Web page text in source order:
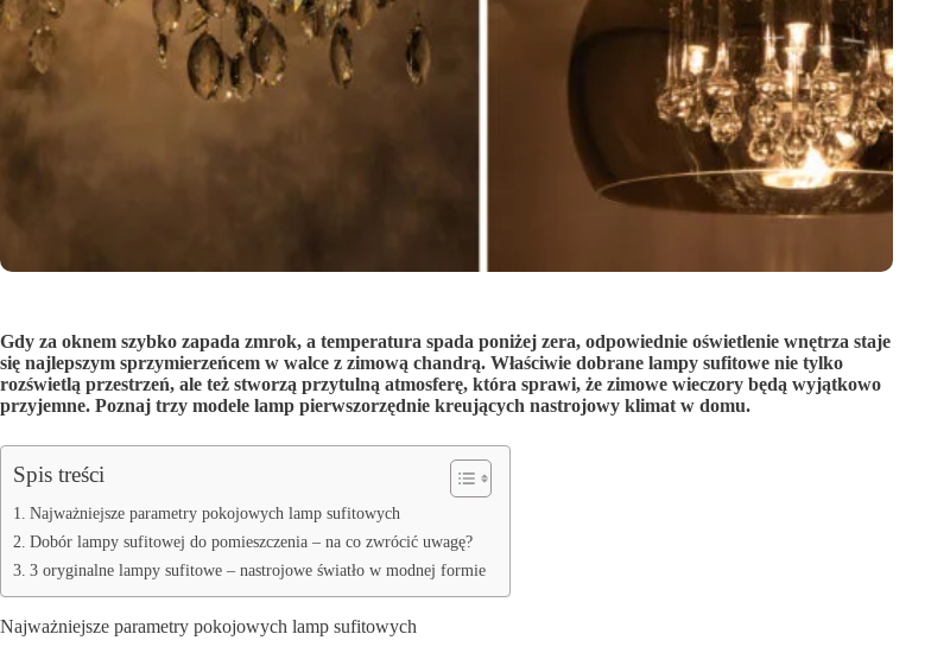
Gdy za oknem szybko zapada zmrok, a temperatura spada poniżej zera, odpowiednie oświetlenie wnętrza staje
się najlepszym sprzymierzeńcem w walce z zimową chandrą. Właściwie dobrane lampy sufitowe nie tylko
rozświetlą przestrzeń, ale też stworzą przytulną atmosferę, która sprawi, że zimowe wieczory będą wyjątkowo
przyjemne. Poznaj trzy modele lamp pierwszorzędnie kreujących nastrojowy klimat w domu.
Spis treści
Najważniejsze parametry pokojowych lamp sufitowych
Dobór lampy sufitowej do pomieszczenia – na co zwrócić uwagę?
3 oryginalne lampy sufitowe – nastrojowe światło w modnej formie
Najważniejsze parametry pokojowych lamp sufitowych